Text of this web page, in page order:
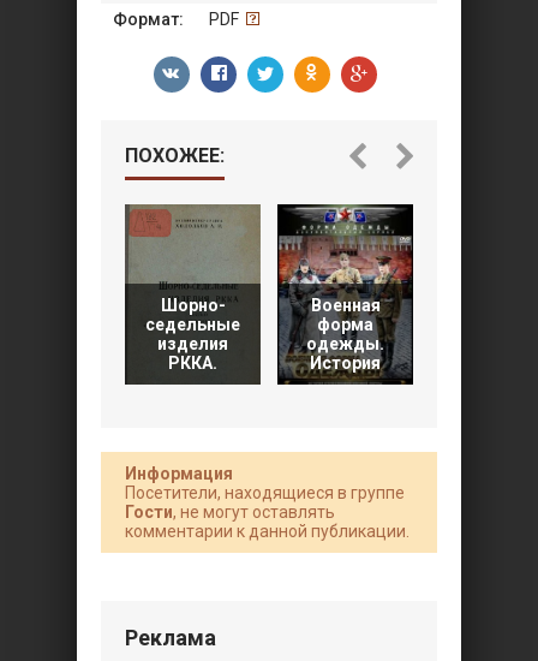
Формат:
PDF
ПОХОЖЕЕ:
Шорно-
седельные
изделия
РККА.
Военная
форма
одежды.
История
Информация
Посетители, находящиеся в группе
Гости, не могут оставлять
комментарии к данной публикации.
Реклама